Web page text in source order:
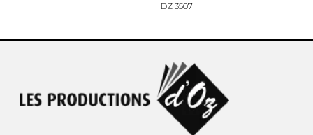
DZ 3507